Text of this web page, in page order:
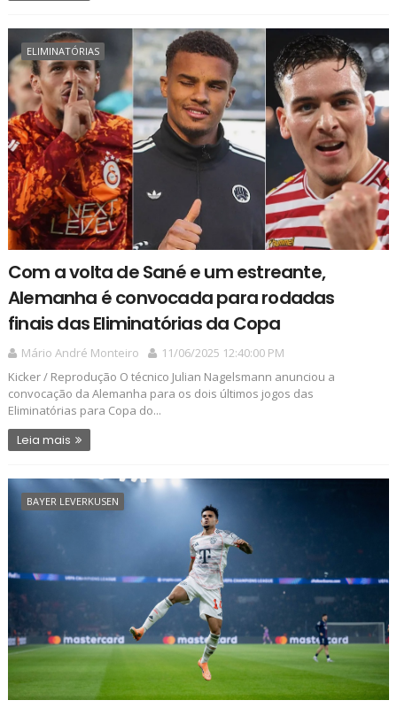
ELIMINATÓRIAS
Com a volta de Sané e um estreante,
Alemanha é convocada para rodadas
finais das Eliminatórias da Copa
Mário André Monteiro
11/06/2025 12:40:00 PM
Kicker / Reprodução O técnico Julian Nagelsmann anunciou a
convocação da Alemanha para os dois últimos jogos das
Eliminatórias para Copa do...
Leia mais
BAYER LEVERKUSEN